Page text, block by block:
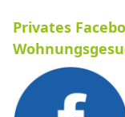
Privates